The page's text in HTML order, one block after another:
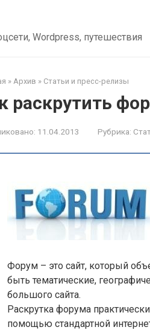
Wordpress, путешествия
» Архив » Статьи и пресс-релизы
раскрутить
11.04.2013 Рубрика:
Форум – это сайт, который
быть тематические,
большого сайта.
Раскрутка форума
помощью стандартной